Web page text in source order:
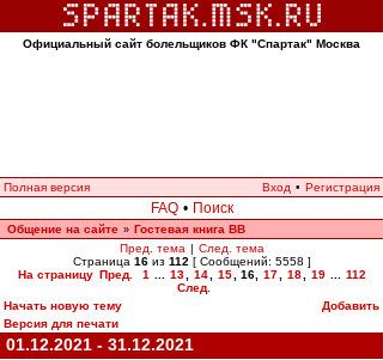
Официальный сайт болельщиков ФК "Спартак" Москва
Полная версия Вход • Регистрация
FAQ • Поиск
Общение на сайте » Гостевая книга ВВ
Пред. тема | След. тема
Страница 16из 112 [ Сообщений: 5558 ]
На страницу Пред. 1 13 14 15 16, 17 18 19
112
След.
Начать новую тему
Добавить
Версия для печати
01.12.2021 - 31.12.2021